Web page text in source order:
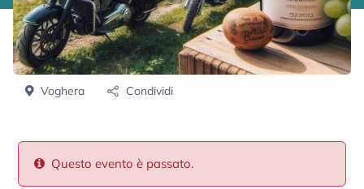
Voghera Condividi
Questo evento è passato.